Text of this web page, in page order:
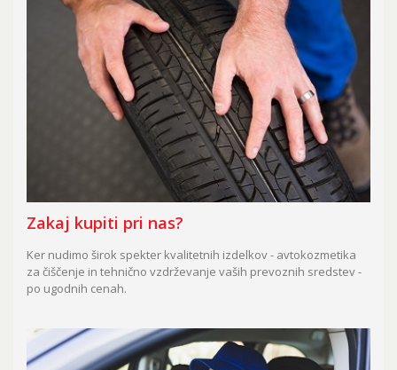
Zakaj kupiti pri nas?
Ker nudimo širok spekter kvalitetnih izdelkov - avtokozmetika
za čiščenje in tehnično vzdrževanje vaših prevoznih sredstev -
po ugodnih cenah.